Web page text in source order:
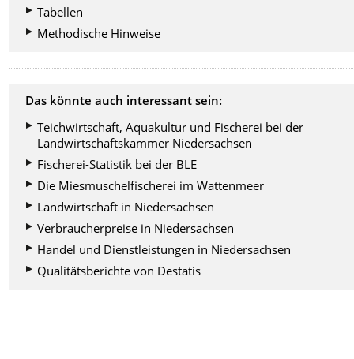
Tabellen
Methodische Hinweise
Das könnte auch interessant sein:
Teichwirtschaft, Aquakultur und Fischerei bei der
Landwirtschaftskammer Niedersachsen
Fischerei-Statistik bei der BLE
Die Miesmuschelfischerei im Wattenmeer
Landwirtschaft in Niedersachsen
Verbraucherpreise in Niedersachsen
Handel und Dienstleistungen in Niedersachsen
Qualitätsberichte von Destatis